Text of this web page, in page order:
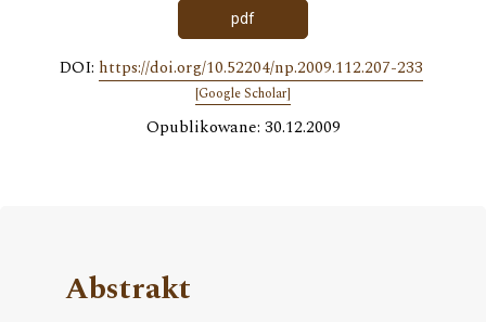
pdf
DOI: https://doi.org/10.52204/np.2009.112.207-233
[Google Scholar]
Opublikowane: 30.12.2009
Abstrakt